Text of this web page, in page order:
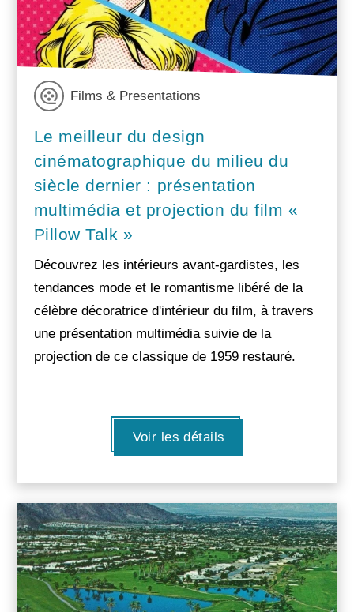
Films & Presentations
Le meilleur du design
cinématographique du milieu du
siècle dernier : présentation
multimédia et projection du film «
Pillow Talk »
Découvrez les intérieurs avant-gardistes, les
tendances mode et le romantisme libéré de la
célèbre décoratrice d'intérieur du film, à travers
une présentation multimédia suivie de la
projection de ce classique de 1959 restauré.
Voir les détails